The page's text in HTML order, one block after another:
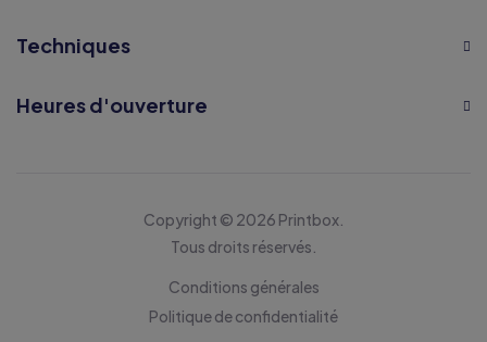
Techniques
Heures d'ouverture
Copyright © 2026 Printbox.
Tous droits réservés.
Conditions générales
Politique de confidentialité